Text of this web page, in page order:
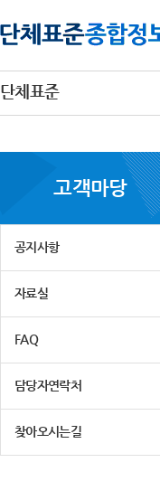
단체표준
고객마당
공지사항
자료실
FAQ
담당자연락처
찾아오시는길